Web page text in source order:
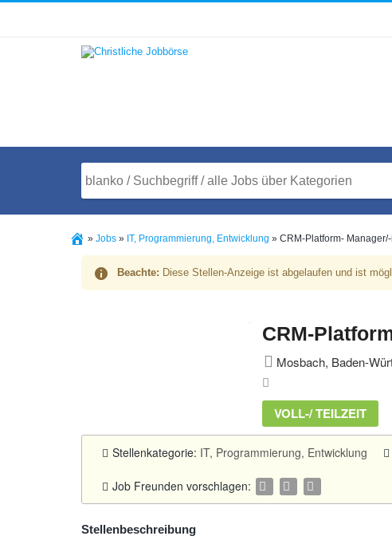
» Jobs » IT, Programmierung, Entwicklung » CRM-Platform-
Beachte: Diese Stellen-Anzeige ist abgelaufen und ist
CRM-
Mosbach, Baden-
VOLL-/ TEILZEIT
Stellenkategorie: IT, Programmierung, Entwicklung
Job Freunden vorschlagen:
Stellenbeschreibung